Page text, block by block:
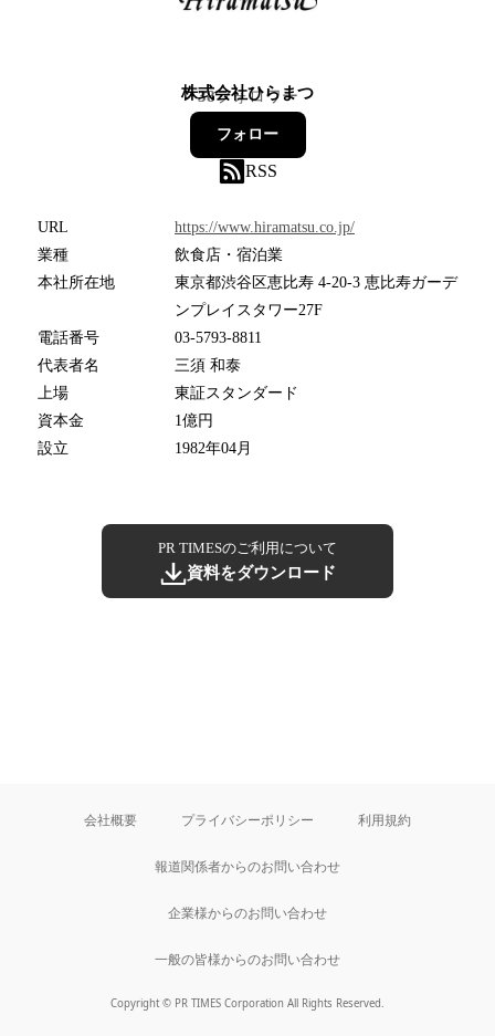
株式会社ひらまつ
38フォロワー
フォロー
RSS
URL
https://www.hiramatsu.co.jp/
業種
飲食店・宿泊業
本社所在地
東京都渋谷区恵比寿 4-20-3 恵比寿ガーデ
ンプレイスタワー27F
電話番号
03-5793-8811
代表者名
三須 和泰
上場
東証スタンダード
資本金
1億円
設立
1982年04月
PR TIMESのご利用について
資料をダウンロード
会社概要 プライバシーポリシー 利用規約
報道関係者からのお問い合わせ
企業様からのお問い合わせ
一般の皆様からのお問い合わせ
Copyright © PR TIMES Corporation All Rights Reserved.